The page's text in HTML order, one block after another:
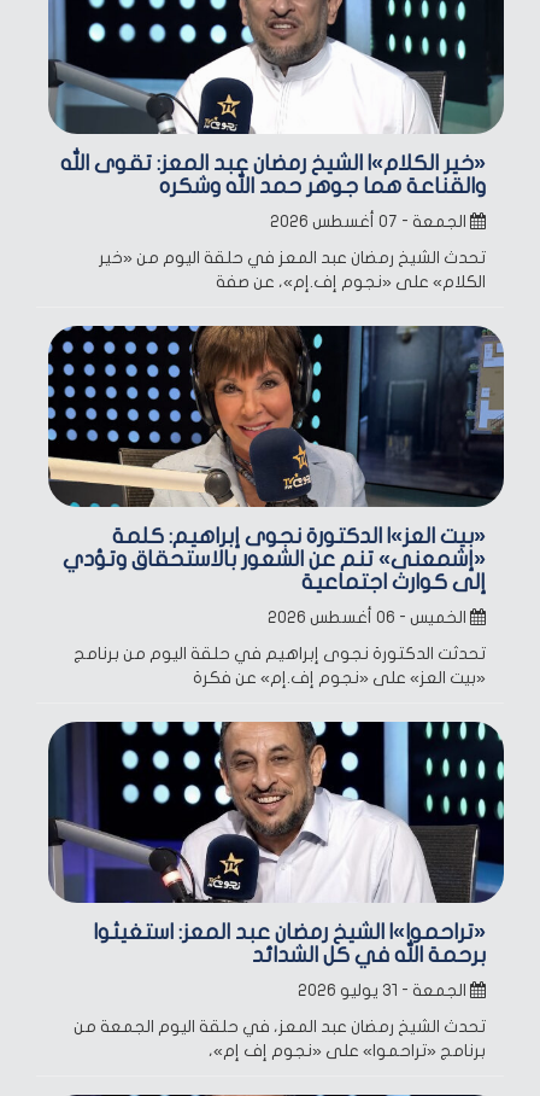
«خير الكلام»| الشيخ رمضان عبد المعز: تقوى الله
والقناعة هما جوهر حمد الله وشكره
الجمعة - ٠٧ أغسطس ٢٠٢٦
تحدث الشيخ رمضان عبد المعز في حلقة اليوم من «خير
الكلام» على «نجوم إف.إم»، عن صفة
«بيت العز»| الدكتورة نجوى إبراهيم: كلمة
«إشمعنى» تنم عن الشعور بالاستحقاق وتؤدي
إلى كوارث اجتماعية
الخميس - ٠٦ أغسطس ٢٠٢٦
تحدثت الدكتورة نجوى إبراهيم في حلقة اليوم من برنامج
«بيت العز» على «نجوم إف.إم» عن فكرة
«تراحموا»| الشيخ رمضان عبد المعز: استغيثوا
برحمة الله في كل الشدائد
الجمعة - ٣١ يوليو ٢٠٢٦
تحدث الشيخ رمضان عبد المعز، في حلقة اليوم الجمعة من
برنامج «تراحموا» على «نجوم إف إم»،